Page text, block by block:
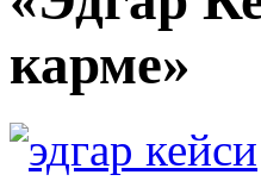
карме»